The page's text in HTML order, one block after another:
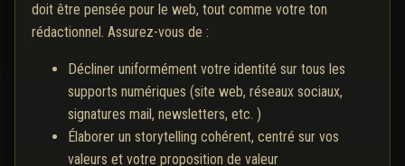
doit être pensée pour le web, tout comme votre ton
rédactionnel. Assurez-vous de :
Décliner uniformément votre identité sur tous les
supports numériques (site web, réseaux sociaux,
signatures mail, newsletters, etc. )
Élaborer un storytelling cohérent, centré sur vos
valeurs et votre proposition de valeur